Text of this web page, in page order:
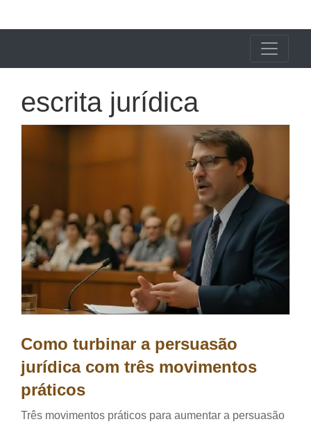
escrita jurídica
Como turbinar a persuasão
jurídica com três movimentos
práticos
Três movimentos práticos para aumentar a persuasão